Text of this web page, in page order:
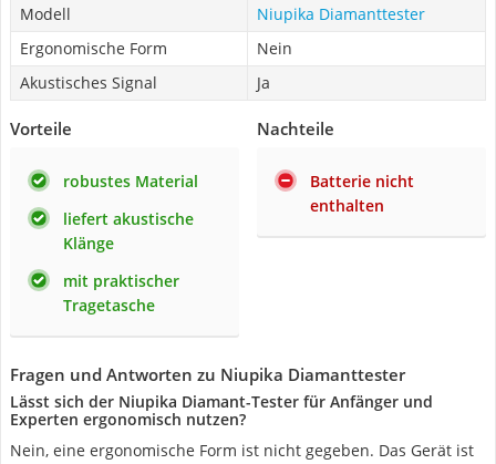
Modell
Niupika Diamanttester
Ergonomische Form
Nein
Akustisches Signal
Ja
Vorteile
robustes Material
liefert akustische
Klänge
mit praktischer
Tragetasche
Nachteile
Batterie nicht
enthalten
Fragen und Antworten zu Niupika Diamanttester
Lässt sich der Niupika Diamant-Tester für Anfänger und
Experten ergonomisch nutzen?
Nein, eine ergonomische Form ist nicht gegeben. Das Gerät ist